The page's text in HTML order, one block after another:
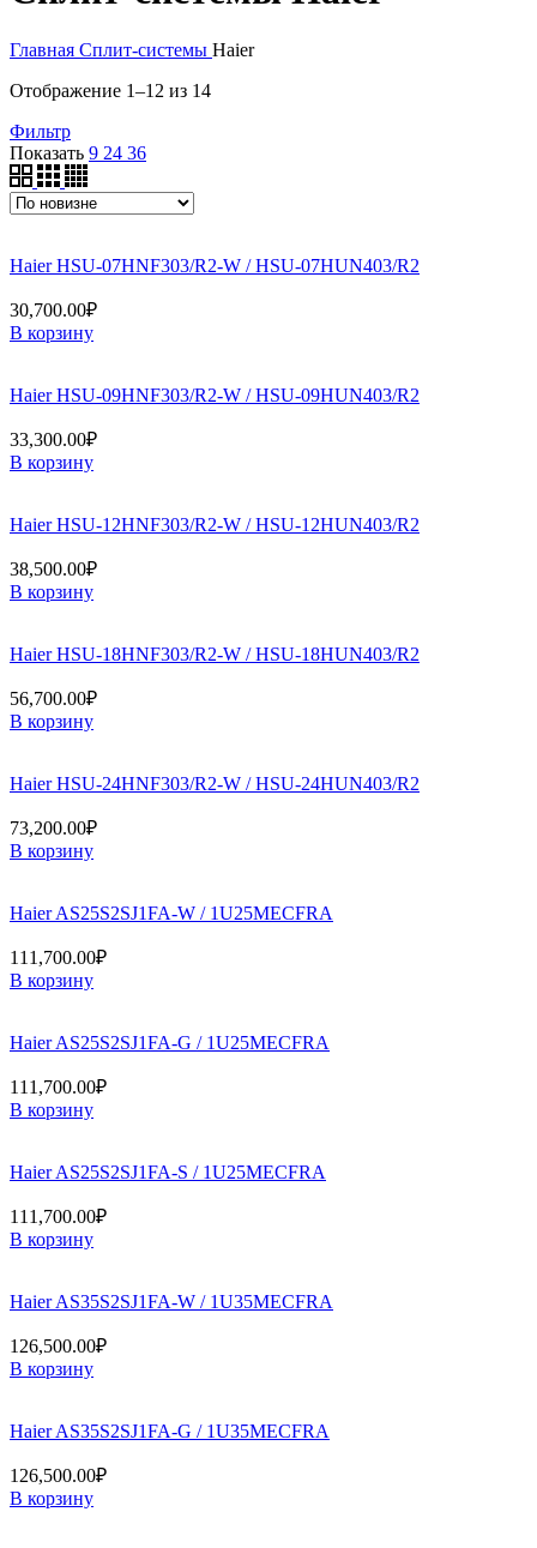
Главная Сплит-системы Haier
Отображение 1–12 из 14Сортировка:
Фильтр
Показать 9 24 36
Haier HSU-07HNF303/R2-W / HSU-07HUN403/R2
30,700.00₽
В корзину
Haier HSU-09HNF303/R2-W / HSU-09HUN403/R2
33,300.00₽
В корзину
Haier HSU-12HNF303/R2-W / HSU-12HUN403/R2
38,500.00₽
В корзину
Haier HSU-18HNF303/R2-W / HSU-18HUN403/R2
56,700.00₽
В корзину
Haier HSU-24HNF303/R2-W / HSU-24HUN403/R2
73,200.00₽
В корзину
Haier AS25S2SJ1FA-W / 1U25MECFRA
111,700.00₽
В корзину
Haier AS25S2SJ1FA-G / 1U25MECFRA
111,700.00₽
В корзину
Haier AS25S2SJ1FA-S / 1U25MECFRA
111,700.00₽
В корзину
Haier AS35S2SJ1FA-W / 1U35MECFRA
126,500.00₽
В корзину
Haier AS35S2SJ1FA-G / 1U35MECFRA
126,500.00₽
В корзину